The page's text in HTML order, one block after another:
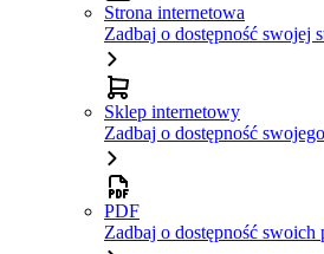
Strona internetowa
Zadbaj o dostępność swojej
Sklep internetowy
Zadbaj o dostępność
PDF
Zadbaj o dostępność